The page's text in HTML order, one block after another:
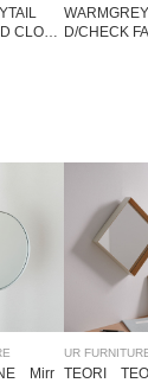
CLOT
D/CHECK
Mirr
UR
TEORI